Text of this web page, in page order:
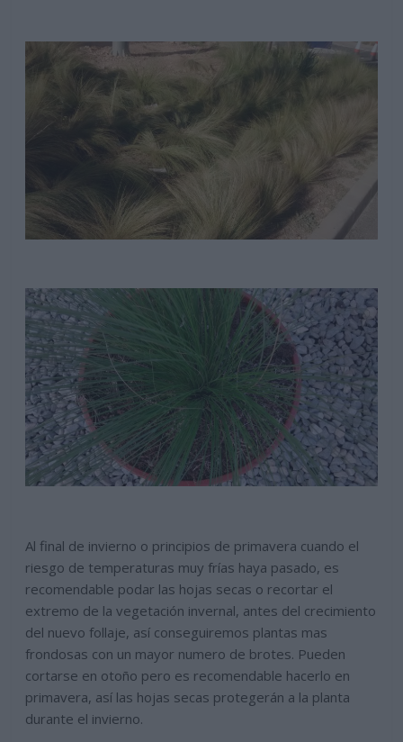
Al final de invierno o principios de primavera cuando el
riesgo de temperaturas muy frías haya pasado, es
recomendable podar las hojas secas o recortar el
extremo de la vegetación invernal, antes del crecimiento
del nuevo follaje, así conseguiremos plantas mas
frondosas con un mayor numero de brotes. Pueden
cortarse en otoño pero es recomendable hacerlo en
primavera, así las hojas secas protegerán a la planta
durante el invierno.